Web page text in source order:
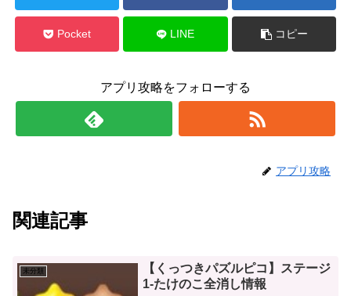
Pocket LINE コピー
アプリ攻略をフォローする
アプリ攻略
関連記事
未分類
【くっつきパズルピコ】ステージ
1-たけのこ全消し情報